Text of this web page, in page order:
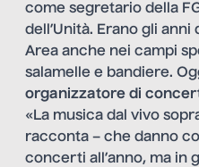
come segretario della
dell’Unità. Erano gli
Area anche nei campi
salamelle e bandiere.
organizzatore di
«La musica dal vivo
racconta – che danno
concerti all’anno, ma in